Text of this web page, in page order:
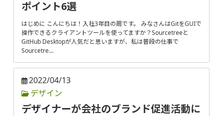
ポイント6選
はじめに こんにちは！入社3年目の周です。 みなさんはGitをGUIで
操作できるクライアントツールを使ってますか？Sourcetreeと
GitHub Desktopが人気だと思いますが、私は普段の仕事で
Sourcetre…
2022/04/13
デザイン
デザイナーが会社のブランド促進活動に